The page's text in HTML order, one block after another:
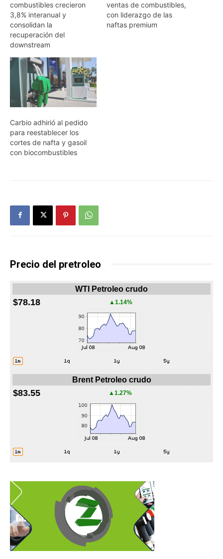
combustibles crecieron
3,8% interanual y
consolidan la
recuperación del
downstream
ventas de combustibles,
con liderazgo de las
naftas premium
Carbio adhirió al pedido
para reestablecer los
cortes de nafta y gasoil
con biocombustibles
Precio del pretroleo
WTI Petroleo crudo
$78.18 ▲1.14%
Brent Petroleo crudo
$83.55 ▲1.27%